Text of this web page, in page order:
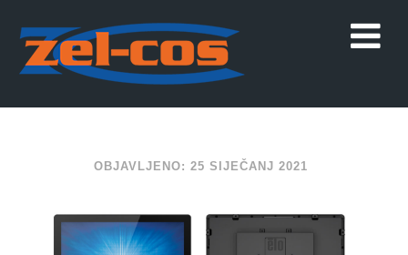
OBJAVLJENO: 25 SIJEČANJ 2021